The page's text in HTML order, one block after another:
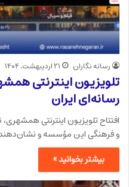
رسانه نگاران ۲۱ اردیبهشت, ۱۴۰۴
تلویزیون اینترنتی
رسانه‌ای ایران
افتتاح تلویزیون اینترنتی
و فرهنگی این مؤسسه و
بیشتر بخوانید »